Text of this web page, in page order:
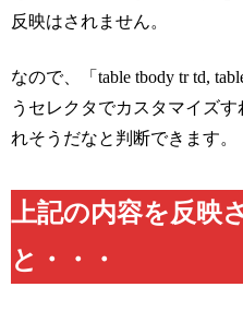
反映はされません。
なので、「table tbody tr td,
うセレクタでカスタマイズす
れそうだなと判断できます。
上記の内容を反映
と・・・